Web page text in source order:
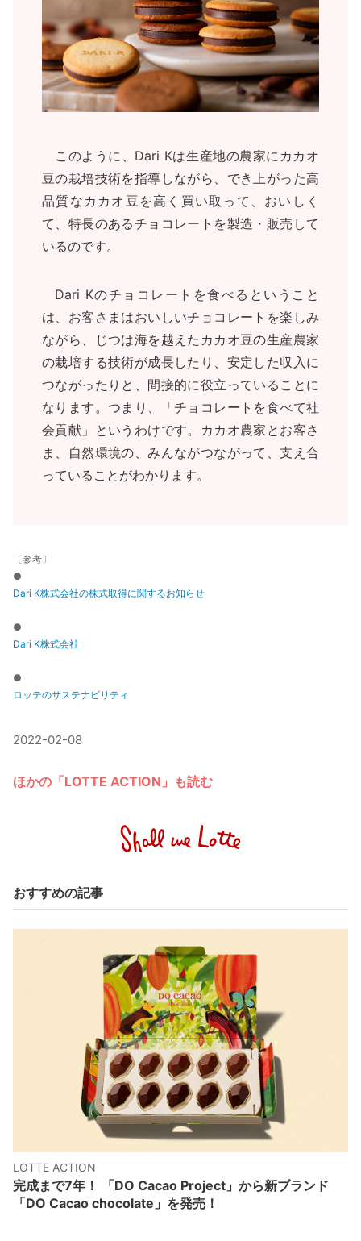
このように、Dari Kは生産地の農家にカカオ
豆の栽培技術を指導しながら、でき上がった高
品質なカカオ豆を高く買い取って、おいしく
て、特長のあるチョコレートを製造・販売して
いるのです。
Dari Kのチョコレートを食べるということ
は、お客さまはおいしいチョコレートを楽しみ
ながら、じつは海を越えたカカオ豆の生産農家
の栽培する技術が成長したり、安定した収入に
つながったりと、間接的に役立っていることに
なります。つまり、「チョコレートを食べて社
会貢献」というわけです。カカオ農家とお客さ
ま、自然環境の、みんながつながって、支え合
っていることがわかります。
〔参考〕
●
Dari K株式会社の株式取得に関するお知らせ
●
Dari K株式会社
●
ロッテのサステナビリティ
2022-02-08
ほかの「LOTTE ACTION」も読む
おすすめの記事
LOTTE ACTION
完成まで7年！ 「DO Cacao Project」から新ブランド
「DO Cacao chocolate」を発売！